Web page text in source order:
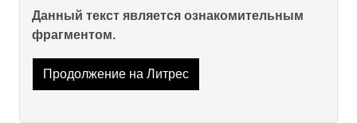
Данный текст является ознакомительным
фрагментом.
Продолжение на Литрес